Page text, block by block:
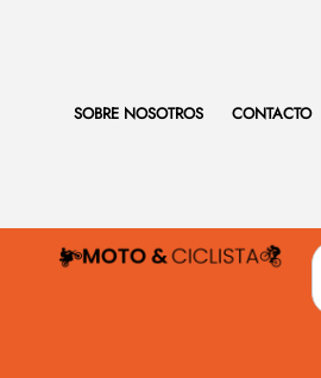
SOBRE NOSOTROS CONTACTO